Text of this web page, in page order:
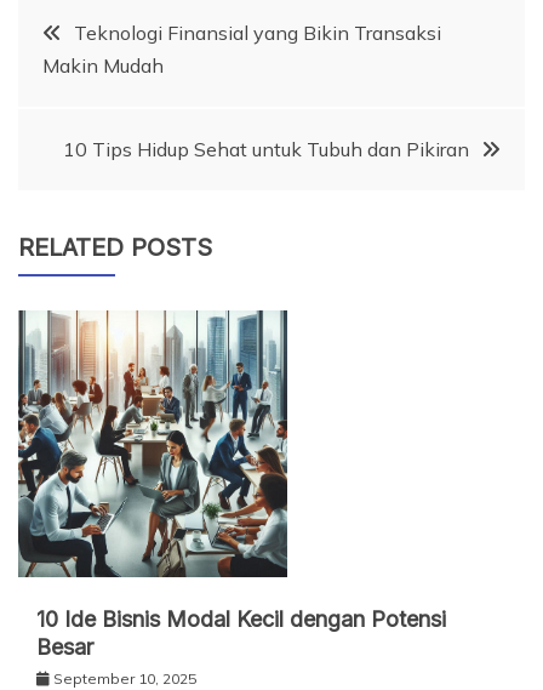
Navigasi
Teknologi Finansial yang Bikin Transaksi
Makin Mudah
10 Tips Hidup Sehat untuk Tubuh dan Pikiran
RELATED POSTS
10 Ide Bisnis Modal Kecil dengan Potensi
Besar
September 10, 2025